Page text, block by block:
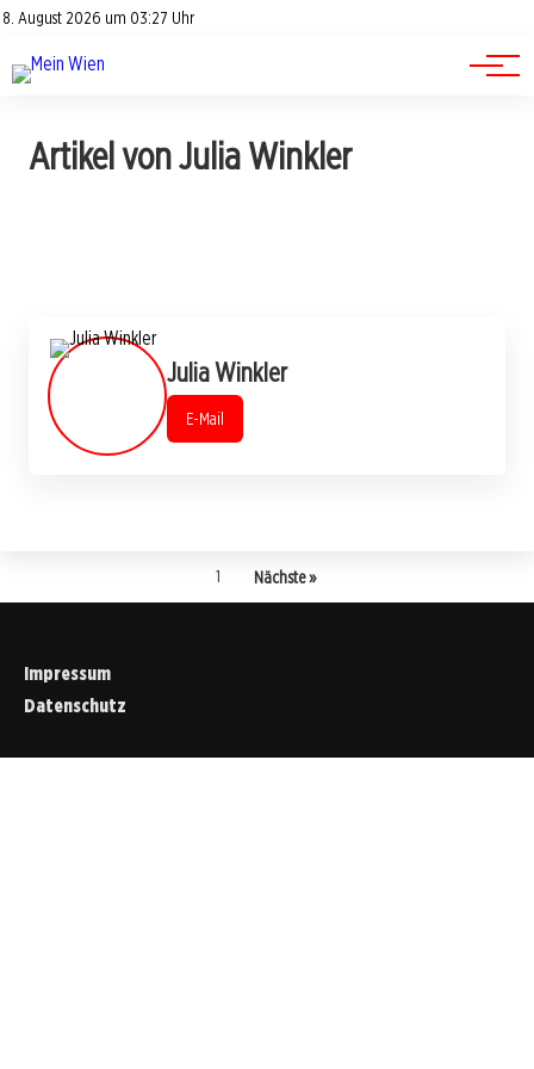
8. August 2026 um 03:27 Uhr
Advertorials
Events
Artikel von Julia Winkler
Julia Winkler
E-Mail
1 Nächste »
Impressum
Datenschutz